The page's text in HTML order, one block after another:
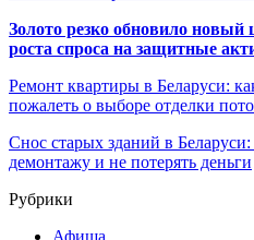
Золото резко обновило новый
роста спроса на защитные
Ремонт квартиры в Беларуси:
пожалеть о выборе отделки
Снос старых зданий в
демонтажу и не потерять деньги
Рубрики
Афиша